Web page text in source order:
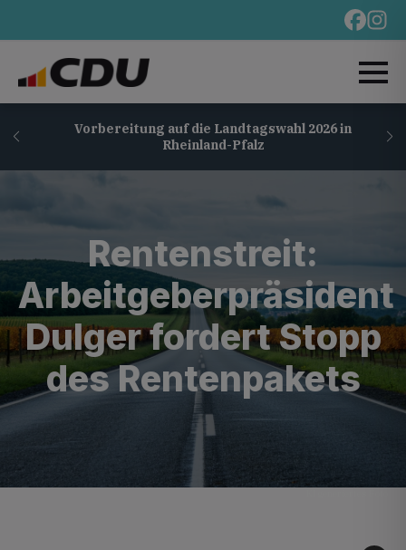
Vorbereitung auf die Landtagswahl 2026 in
Rheinland-Pfalz
Rentenstreit:
Arbeitgeberpräsident
Dulger fordert Stopp
des Rentenpakets